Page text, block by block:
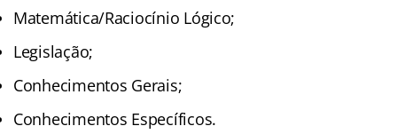
Matemática/Raciocínio Lógico;
Legislação;
Conhecimentos Gerais;
Conhecimentos Específicos.